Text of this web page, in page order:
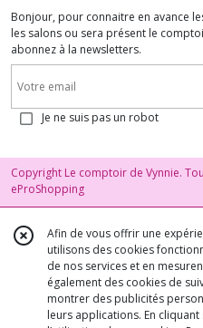
Bonjour, pour connaitre en avance
les salons ou sera présent le
abonnez à la newsletters.
Je ne suis pas un robot
Copyright Le comptoir de Vynnie.
eProShopping
Afin de vous offrir une
utilisons des cookies
de nos services et en
également des cookies de
montrer des publicités
leurs applications. En cliquant